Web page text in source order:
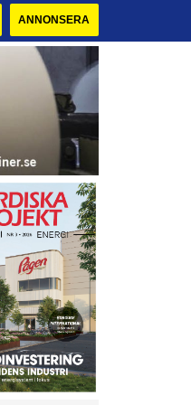
ANNONSERA